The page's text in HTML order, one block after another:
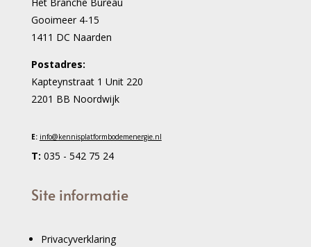
Gooimeer 4-15
1411 DC Naarden
Postadres:
Kapteynstraat 1 Unit 220
2201 BB Noordwijk
E: info@kennisplatformbodemenergie.nl
T: 035 - 542 75 24
Site informatie
Privacyverklaring